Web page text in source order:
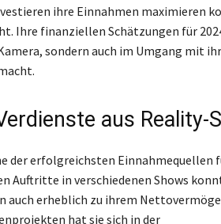
ihre Einnahmen maximieren
Ihre finanziellen Schätzungen für
sondern auch im Umgang mit
aus Reality-
der erfolgreichsten Einnahmequellen
Auftritte in verschiedenen Shows
erheblich zu ihrem
hat sie sich in der